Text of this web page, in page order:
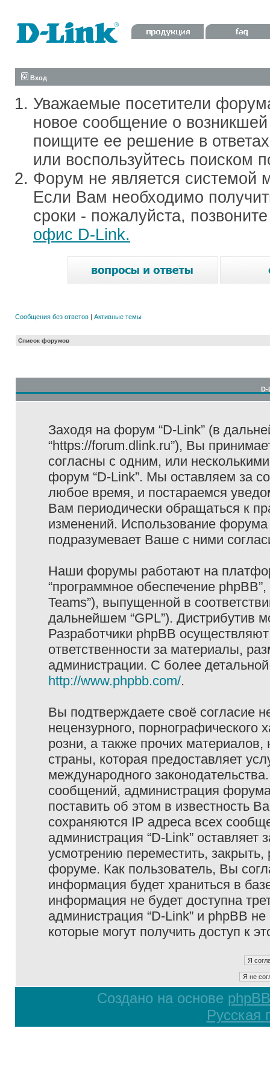
Вход
Уважаемые посетители
новое сообщение о
поищите ее решение в
или воспользуйтесь поиском
Форум не является системой
Если Вам необходимо
сроки - пожалуйста,
офис D-Link.
Сообщения без ответов | Активные темы
Список форумов
D-
Заходя на форум “D-Link” (в
“https://forum.dlink.ru”), Вы
согласны с одним, или
форум “D-Link”. Мы оставляем за
любое время, и постараемся
Вам периодически обращаться к
изменений. Использование
подразумевает Ваше с ними
Наши форумы работают на
“программное обеспечение
Teams”), выпущенной в
дальнейшем “GPL”). Дистрибутив
Разработчики phpBB
ответственности за материалы,
администрации. С более
http://www.phpbb.com/.
Вы подтверждаете своё согласие
нецензурного, порнографического
розни, а также прочих
страны, которая предоставляет
международного
сообщений, администрация
поставить об этом в известность
сохраняются IP адреса всех
администрация “D-Link”
усмотрению переместить,
форуме. Как пользователь, Вы
информация будет храниться в
информация не будет доступна
администрация “D-Link” и phpBB
которые могут получить доступ к
Создано на основе phpBB
Русская